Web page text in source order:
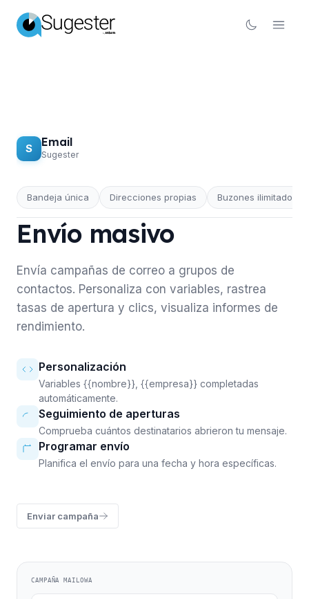
S Email
Sugester
Bandeja única Direcciones propias Buzones ilimitados
EMAIL
Envío masivo
Envía campañas de correo a grupos de
contactos. Personaliza con variables, rastrea
tasas de apertura y clics, visualiza informes de
rendimiento.
Personalización
Variables {{nombre}}, {{empresa}} completadas
automáticamente.
Seguimiento de aperturas
Comprueba cuántos destinatarios abrieron tu mensaje.
Programar envío
Planifica el envío para una fecha y hora específicas.
Enviar campaña
CAMPAÑA MAILOWA